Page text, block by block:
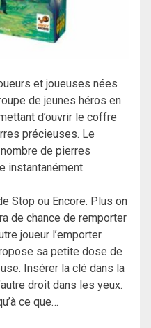
et joueuses nées
de jeunes héros en
d’ouvrir le coffre
précieuses. Le
de pierres
instantanément.
Stop ou Encore. Plus on
de chance de remporter
joueur l’emporter.
sa petite dose de
Insérer la clé dans la
droit dans les yeux.
ce que…